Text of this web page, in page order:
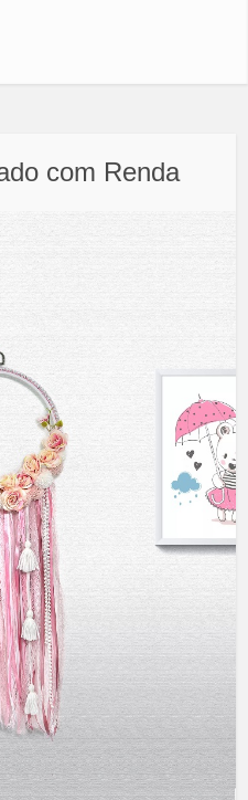
com Renda